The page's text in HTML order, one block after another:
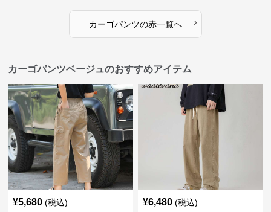
カーゴパンツの赤一覧へ ›
カーゴパンツベージュのおすすめアイテム
¥5,680 (税込) ¥6,480 (税込)